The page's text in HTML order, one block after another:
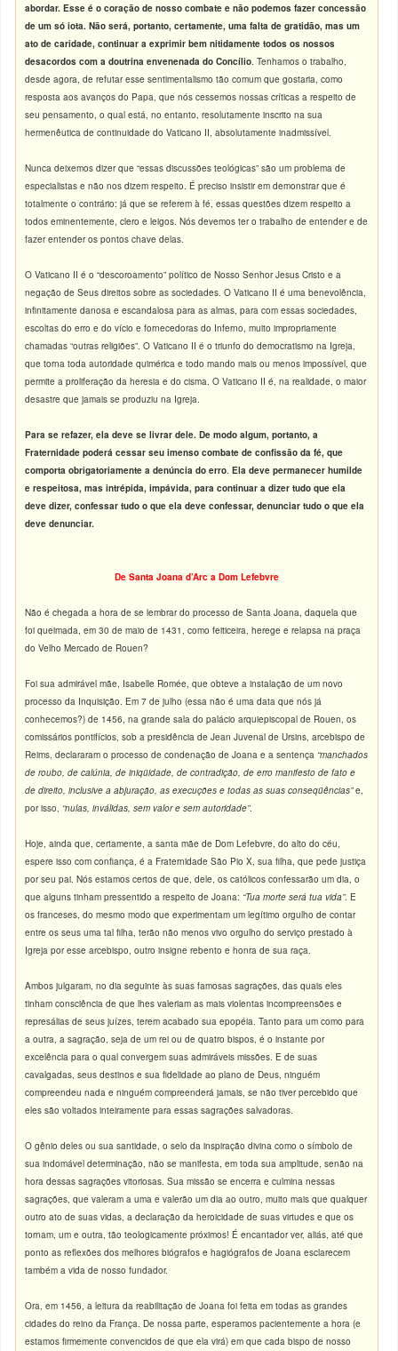
abordar. Esse é o coração de nosso combate e não podemos fazer concessão
de um só iota. Não será, portanto, certamente, uma falta de gratidão, mas um
ato de caridade, continuar a exprimir bem nitidamente todos os nossos
desacordos com a doutrina envenenada do Concílio. Tenhamos o trabalho,
desde agora, de refutar esse sentimentalismo tão comum que gostaria, como
resposta aos avanços do Papa, que nós cessemos nossas críticas a respeito de
seu pensamento, o qual está, no entanto, resolutamente inscrito na sua
hermenêutica de continuidade do Vaticano II, absolutamente inadmissível.
Nunca deixemos dizer que “essas discussões teológicas” são um problema de
especialistas e não nos dizem respeito. É preciso insistir em demonstrar que é
totalmente o contrário: já que se referem à fé, essas questões dizem respeito a
todos eminentemente, clero e leigos. Nós devemos ter o trabalho de entender e de
fazer entender os pontos chave delas.
O Vaticano II é o “descoroamento” político de Nosso Senhor Jesus Cristo e a
negação de Seus direitos sobre as sociedades. O Vaticano II é uma benevolência,
infinitamente danosa e escandalosa para as almas, para com essas sociedades,
escoltas do erro e do vício e fornecedoras do Inferno, muito impropriamente
chamadas “outras religiões”. O Vaticano II é o triunfo do democratismo na Igreja,
que torna toda autoridade quimérica e todo mando mais ou menos impossível, que
permite a proliferação da heresia e do cisma. O Vaticano II é, na realidade, o maior
desastre que jamais se produziu na Igreja.
Para se refazer, ela deve se livrar dele. De modo algum, portanto, a
Fraternidade poderá cessar seu imenso combate de confissão da fé, que
comporta obrigatoriamente a denúncia do erro.Ela deve permanecer humilde
e respeitosa, mas intrépida, impávida, para continuar a dizer tudo que ela
deve dizer, confessar tudo o que ela deve confessar, denunciar tudo o que ela
deve denunciar.
De Santa Joana d’Arc a Dom Lefebvre
Não é chegada a hora de se lembrar do processo de Santa Joana, daquela que
foi queimada, em 30 de maio de 1431, como feiticeira, herege e relapsa na praça
do Velho Mercado de Rouen?
Foi sua admirável mãe, Isabelle Romée, que obteve a instalação de um novo
processo da Inquisição. Em 7 de julho (essa não é uma data que nós já
conhecemos?) de 1456, na grande sala do palácio arquiepiscopal de Rouen, os
comissários pontifícios, sob a presidência de Jean Juvenal de Ursins, arcebispo de
Reims, declararam o processo de condenação de Joana e a sentença “manchados
de roubo, de calúnia, de iniqüidade, de contradição, de erro manifesto de fato e
de direito, inclusive a abjuração, as execuções e todas as suas conseqüências”e,
por isso, “nulas, inválidas, sem valor e sem autoridade”.
Hoje, ainda que, certamente, a santa mãe de Dom Lefebvre, do alto do céu,
espere isso com confiança, é a Fraternidade São Pio X, sua filha, que pede justiça
por seu pai. Nós estamos certos de que, dele, os católicos confessarão um dia, o
que alguns tinham pressentido a respeito de Joana: “Tua morte será tua vida”. E
os franceses, do mesmo modo que experimentam um legítimo orgulho de contar
entre os seus uma tal filha, terão não menos vivo orgulho do serviço prestado à
Igreja por esse arcebispo, outro insigne rebento e honra de sua raça.
Ambos julgaram, no dia seguinte às suas famosas sagrações, das quais eles
tinham consciência de que lhes valeriam as mais violentas incompreensões e
represálias de seus juízes, terem acabado sua epopéia. Tanto para um como para
a outra, a sagração, seja de um rei ou de quatro bispos, é o instante por
excelência para o qual convergem suas admiráveis missões. E de suas
cavalgadas, seus destinos e sua fidelidade ao plano de Deus, ninguém
compreendeu nada e ninguém compreenderá jamais, se não tiver percebido que
eles são voltados inteiramente para essas sagrações salvadoras.
O gênio deles ou sua santidade, o selo da inspiração divina como o símbolo de
sua indomável determinação, não se manifesta, em toda sua amplitude, senão na
hora dessas sagrações vitoriosas. Sua missão se encerra e culmina nessas
sagrações, que valeram a uma e valerão um dia ao outro, muito mais que qualquer
outro ato de suas vidas, a declaração da heroicidade de suas virtudes e que os
tornam, um e outra, tão teologicamente próximos! É encantador ver, aliás, até que
ponto as reflexões dos melhores biógrafos e hagiógrafos de Joana esclarecem
também a vida de nosso fundador.
Ora, em 1456, a leitura da reabilitação de Joana foi feita em todas as grandes
cidades do reino da França. De nossa parte, esperamos pacientemente a hora (e
estamos firmemente convencidos de que ela virá) em que cada bispo de nosso